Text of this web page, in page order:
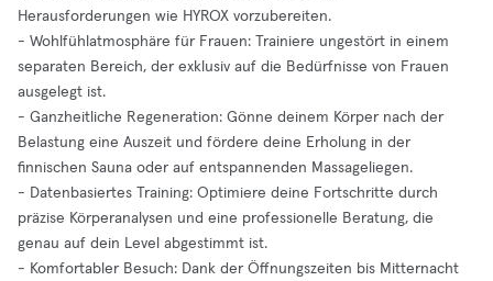
Herausforderungen wie HYROX vorzubereiten.
- Wohlfühlatmosphäre für Frauen: Trainiere ungestört in einem
separaten Bereich, der exklusiv auf die Bedürfnisse von Frauen
ausgelegt ist.
- Ganzheitliche Regeneration: Gönne deinem Körper nach der
Belastung eine Auszeit und fördere deine Erholung in der
finnischen Sauna oder auf entspannenden Massageliegen.
- Datenbasiertes Training: Optimiere deine Fortschritte durch
präzise Körperanalysen und eine professionelle Beratung, die
genau auf dein Level abgestimmt ist.
- Komfortabler Besuch: Dank der Öffnungszeiten bis Mitternacht